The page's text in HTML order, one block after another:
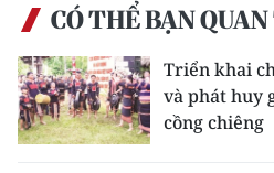
CÓ THỂ BẠN
Triển khai
và phát huy
cồng chiêng